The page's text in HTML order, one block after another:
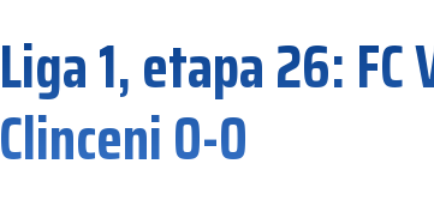
Liga 1, etapa 26:
Clinceni 0-0